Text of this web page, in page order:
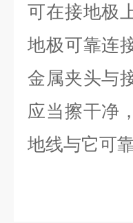
可在接地极
地极可靠连
金属夹头与
应当擦干净 ，
地线与它可